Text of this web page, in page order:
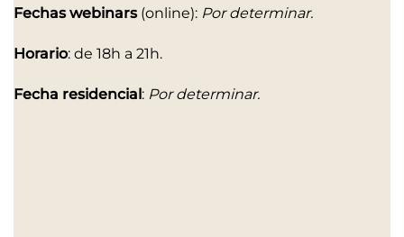
Fechas webinars(online): Por determinar.
Horario: de 18h a 21h.
Fecha residencial: Por determinar.